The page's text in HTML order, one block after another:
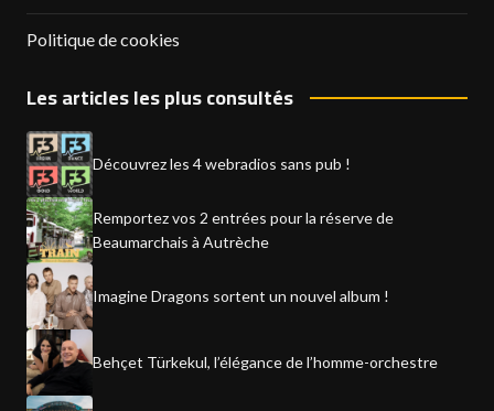
Politique de cookies
Les articles les plus consultés
Découvrez les 4 webradios sans pub !
Remportez vos 2 entrées pour la réserve de
Beaumarchais à Autrèche
Imagine Dragons sortent un nouvel album !
Behçet Türkekul, l’élégance de l’homme-orchestre